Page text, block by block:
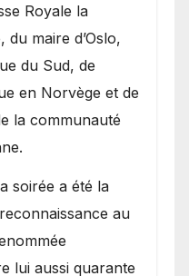
Royale la
maire d’Oslo,
du Sud, de
en Norvège et de
la communauté
soirée a été la
au
lui aussi quarante